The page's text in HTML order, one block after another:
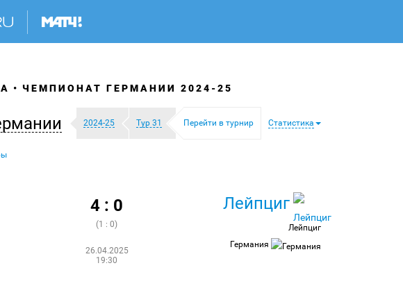
ЧЕМПИОНАТ ГЕРМАНИИ 2024-25
2024-25 Тур 31 Перейти в турнир Статистика
4 : 0
(1 : 0)
26.04.2025
19:30
Лейпциг
Лейпциг
Германия